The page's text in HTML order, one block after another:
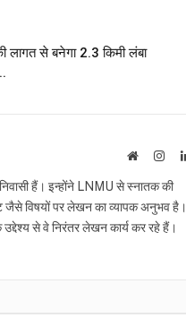
लागत से बनेगा 2.3 किमी लंबा
Website
हैं। इन्होंने LNMU से स्नातक की
जैसे विषयों पर लेखन का व्यापक अनुभव है।
से वे निरंतर लेखन कार्य कर रहे हैं।